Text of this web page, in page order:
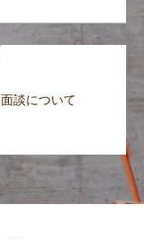
面談について